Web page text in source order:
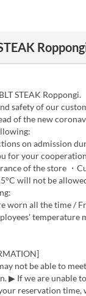
STEAK Roppongi.
safety of our
of the new
on admission
for your
of the store ・
will not be
worn all the time /
temperature
not be able to
▶ If we are unable
reservation time,